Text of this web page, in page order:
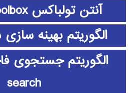
آنتن تولباکس antenna toolbox
الگوریتم بهینه
search